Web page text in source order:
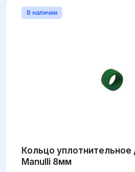
ДИАМЕТР
В наличии
Кольцо уплотнительное
Manulli 8мм